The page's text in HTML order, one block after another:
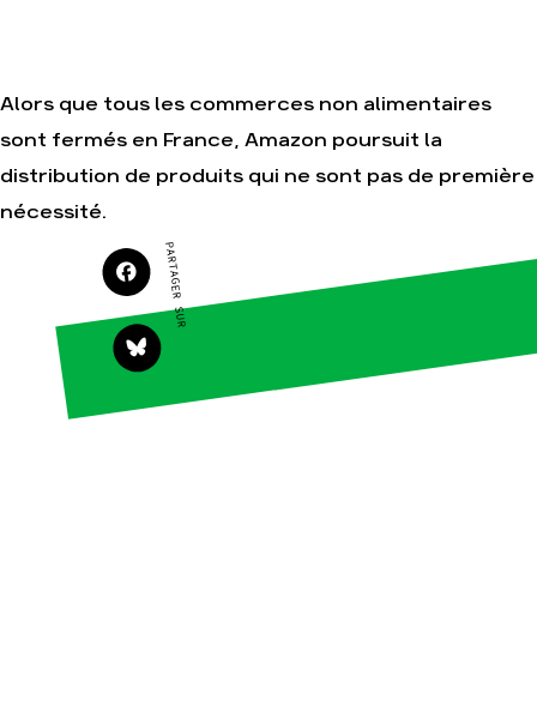
Faire un don
S'engager sur le
Agir au quotidien
Soutenir les
campagnes
Transmettre tout
ou partie de son
thématiques
Agriculture
Forêts
Alors que tous les commerces non alimentaires
sont fermés en France, Amazon poursuit la
distribution de produits qui ne sont pas de première
nécessité.
PARTAGER SUR